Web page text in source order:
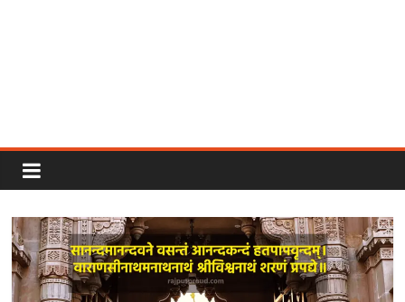
Rajput
Proud
Rajputana
Attitude
Status